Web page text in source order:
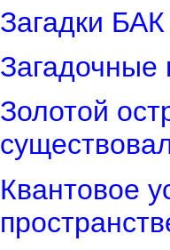
Загадки
Загадочные
Золотой
Квантовое